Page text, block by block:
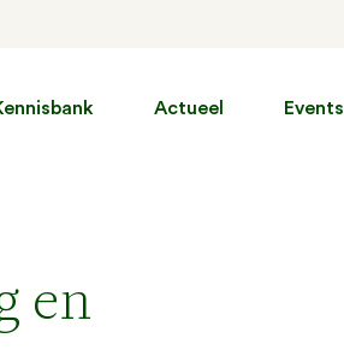
Actueel Events
en